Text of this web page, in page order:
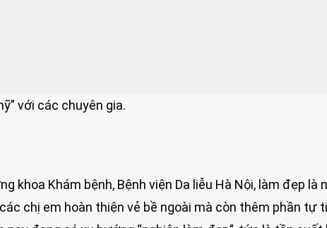
với các chuyên gia.
khoa Khám bệnh, Bệnh viện Da liễu Hà Nội, làm đẹp là
chị em hoàn thiện vẻ bề ngoài mà còn thêm phần tự